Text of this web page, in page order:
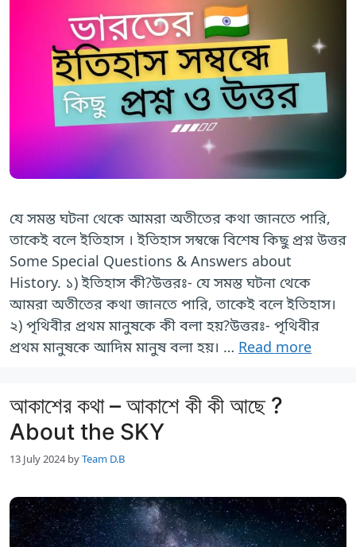
যে সমস্ত ঘটনা থেকে আমরা অতীতের কথা জানতে পারি,
তাকেই বলে ইতিহাস । ইতিহাস সম্বন্ধে বিশেষ কিছু প্রশ্ন উত্তর
Some Special Questions & Answers about
History. ১) ইতিহাস কী?উত্তরঃ- যে সমস্ত ঘটনা থেকে
আমরা অতীতের কথা জানতে পারি, তাকেই বলে ইতিহাস।
২) পৃথিবীর প্রথম মানুষকে কী বলা হয়?উত্তরঃ- পৃথিবীর
প্রথম মানুষকে আদিম মানুষ বলা হয়। … Read more
আকাশের কথা – আকাশে কী কী আছে ?
About the SKY
13 July 2024 byTeam D.B